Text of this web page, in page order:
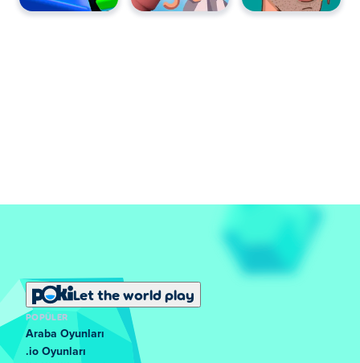
Let the world play
POPÜLER
Araba Oyunları
.io Oyunları